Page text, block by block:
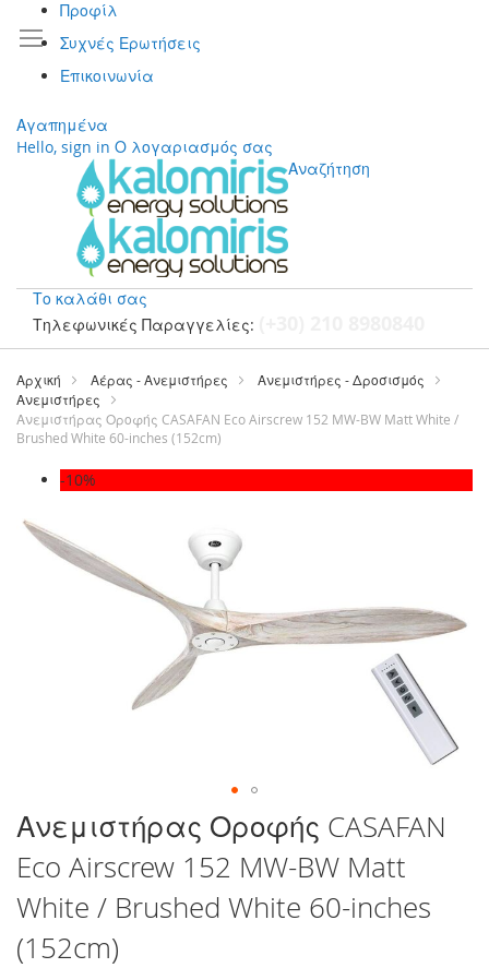
Προφίλ
Συχνές Ερωτήσεις
Επικοινωνία
Αγαπημένα
Hello, sign in Ο λογαριασμός σας
Αναζήτηση
Το καλάθι σας
Τηλεφωνικές Παραγγελίες:
Μετάβαση
περιεχόμενο
Αρχική Αέρας - Ανεμιστήρες
Ανεμιστήρες - Δροσισμός
Ανεμιστήρες
Ανεμιστήρας Οροφής CASAFAN Eco Airscrew 152 MW-BW Matt White /
Brushed White 60-inches (152cm)
Μετάβαση
τέλος
της
συλλογής
-10%
Μετάβαση
στην
αρχή
της
συλλογής
εικόνων
Ανεμιστήρας Οροφής CASAFAN
Eco Airscrew 152 MW-BW Matt
White / Brushed White 60-inches
(152cm)